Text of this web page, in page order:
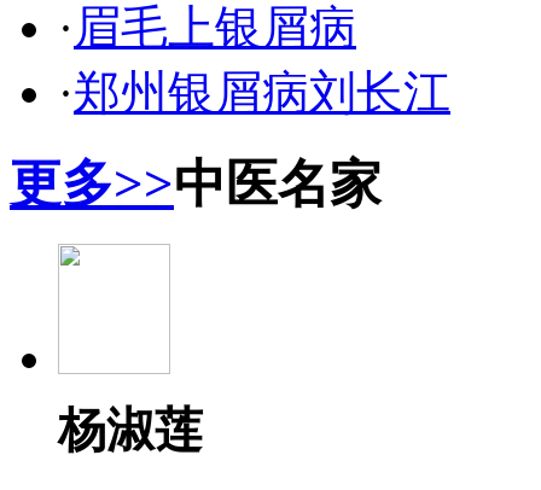
· 眉毛上银屑病
·郑州银屑病刘长江
更多>>中医名家
杨淑莲